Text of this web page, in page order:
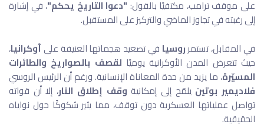
على موقف ترامب، مكتفيًا بالقول: "دعوا التاريخ يحكم"، في إشارة
إلى رغبته في تجاوز الماضي والتركيز على المستقبل.
في المقابل، تستمرروسيا في تصعيد هجماتها العنيفة علىأوكرانيا،
حيث تتعرض المدن الأوكرانية يوميًا لقصف بالصواريخ والطائرات
المسيّرة، ما يزيد من حدة المعاناة الإنسانية. ورغم أن الرئيس الروسي
فلاديمير بوتين يلمّح إلى إمكانية وقف إطلاق النار، إلا أن قواته
تواصل عملياتها العسكرية دون توقف، مما يثير شكوكًا حول نواياه
الحقيقية.